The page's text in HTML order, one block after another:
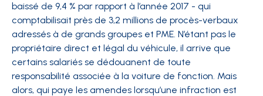
baissé de 9,4 % par rapport à l’année 2017 - qui
comptabilisait près de 3,2 millions de procès-verbaux
adressés à de grands groupes et PME. N’étant pas le
propriétaire direct et légal du véhicule, il arrive que
certains salariés se dédouanent de toute
responsabilité associée à la voiture de fonction. Mais
alors, qui paye les amendes lorsqu’une infraction est